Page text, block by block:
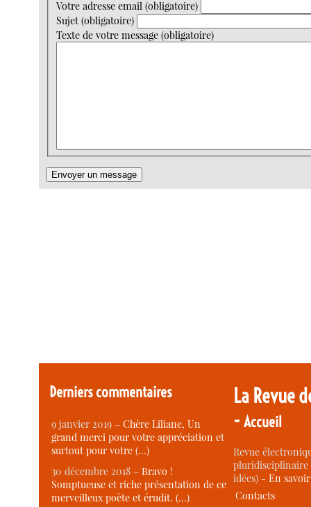
Votre adresse email (obligatoire)
Sujet (obligatoire)
Texte de votre message (obligatoire)
Derniers commentaires
9 janvier 2019 –Chère Liliane, Un
grand merci pour votre appréciation et
surtout pour votre (…)
30 décembre 2018 –Bravo !
Somptueuse et riche présentation de ce
merveilleux poète et érudit. (…)
La Revue
-Accueil
Revue
idées) -En
Contacts